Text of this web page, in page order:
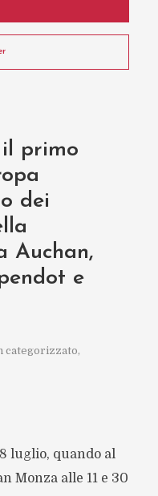
primo
dei
Auchan,
e
categorizzato,
luglio, quando al
Monza alle 11 e 30